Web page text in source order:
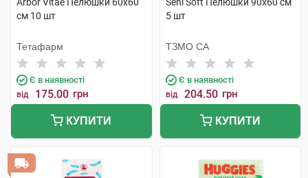
см 10 шт
Тетафарм
Є в наявності
від 175.00 грн
КУПИТИ
5 шт
ТЗМО СА
Є в наявності
від 204.50 грн
КУПИТИ